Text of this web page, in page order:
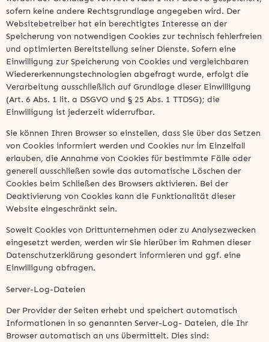
sofern keine andere Rechtsgrundlage angegeben wird. Der
Websitebetreiber hat ein berechtigtes Interesse an der
Speicherung von notwendigen Cookies zur technisch fehlerfreien
und optimierten Bereitstellung seiner Dienste. Sofern eine
Einwilligung zur Speicherung von Cookies und vergleichbaren
Wiedererkennungstechnologien abgefragt wurde, erfolgt die
Verarbeitung ausschließlich auf Grundlage dieser Einwilligung
(Art. 6 Abs. 1 lit. a DSGVO und § 25 Abs. 1 TTDSG); die
Einwilligung ist jederzeit widerrufbar.
Sie können Ihren Browser so einstellen, dass Sie über das Setzen
von Cookies informiert werden und Cookies nur im Einzelfall
erlauben, die Annahme von Cookies für bestimmte Fälle oder
generell ausschließen sowie das automatische Löschen der
Cookies beim Schließen des Browsers aktivieren. Bei der
Deaktivierung von Cookies kann die Funktionalität dieser
Website eingeschränkt sein.
Soweit Cookies von Drittunternehmen oder zu Analysezwecken
eingesetzt werden, werden wir Sie hierüber im Rahmen dieser
Datenschutzerklärung gesondert informieren und ggf. eine
Einwilligung abfragen.
Server-Log-Dateien
Der Provider der Seiten erhebt und speichert automatisch
Informationen in so genannten Server-Log- Dateien, die Ihr
Browser automatisch an uns übermittelt. Dies sind: